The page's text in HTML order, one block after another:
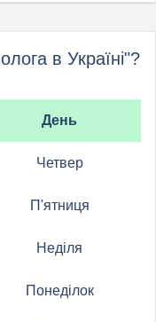
в Україні"?
День
Четвер
П'ятниця
Неділя
Понеділок